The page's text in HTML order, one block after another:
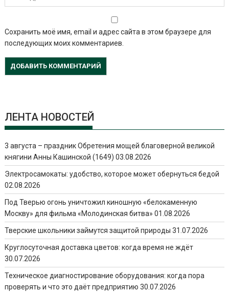
Сохранить моё имя, email и адрес сайта в этом браузере для
последующих моих комментариев.
ЛЕНТА НОВОСТЕЙ
3 августа – праздник Обретения мощей благоверной великой
княгини Анны Кашинской (1649) 03.08.2026
Электросамокаты: удобство, которое может обернуться бедой
02.08.2026
Под Тверью огонь уничтожил киношную «белокаменную
Москву» для фильма «Молодинская битва» 01.08.2026
Тверские школьники займутся защитой природы 31.07.2026
Круглосуточная доставка цветов: когда время не ждёт
30.07.2026
Техническое диагностирование оборудования: когда пора
проверять и что это даёт предприятию 30.07.2026